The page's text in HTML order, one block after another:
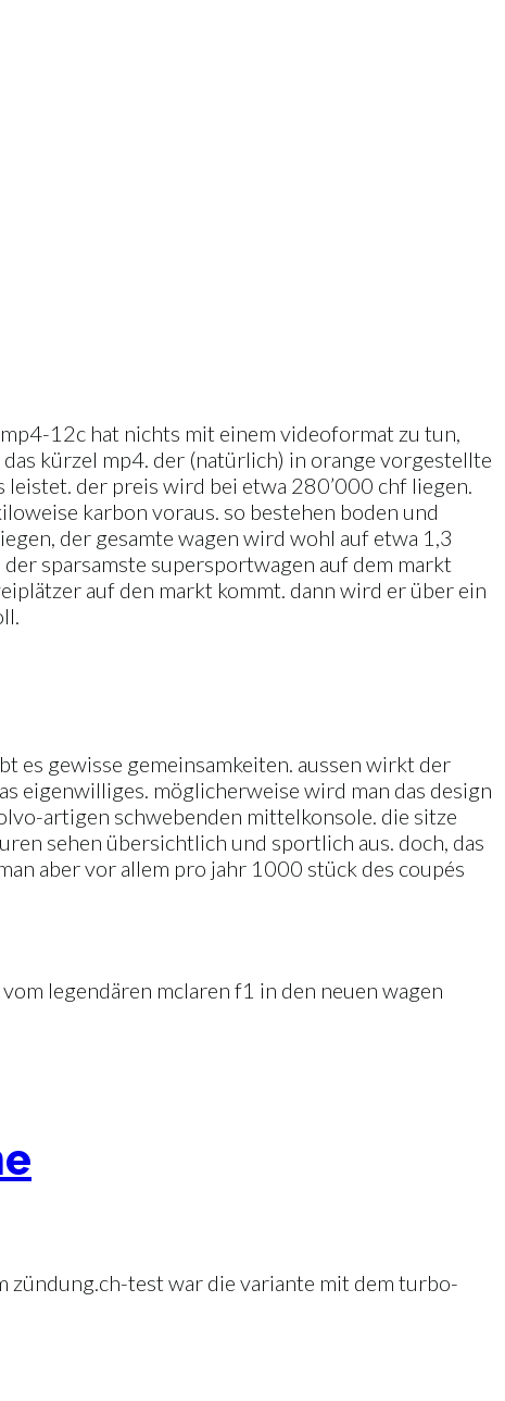
12c hat nichts mit einem videoformat zu tun,
kürzel mp4. der (natürlich) in orange vorgestellte
der preis wird bei etwa 280’000 chf liegen.
karbon voraus. so bestehen boden und
der gesamte wagen wird wohl auf etwa 1,3
sparsamste supersportwagen auf dem markt
auf den markt kommt. dann wird er über ein
es gewisse gemeinsamkeiten. aussen wirkt der
eigenwilliges. möglicherweise wird man das design
artigen schwebenden mittelkonsole. die sitze
sehen übersichtlich und sportlich aus. doch, das
aber vor allem pro jahr 1000 stück des coupés
legendären mclaren f1 in den neuen wagen
zündung.ch-test war die variante mit dem turbo-